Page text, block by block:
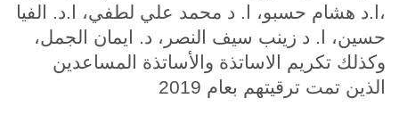
،ا.د هشام حسبو، ا. د محمد علي لطفي، ا.د. الفيا
حسين، ا. د زينب سيف النصر، د. ايمان الجمل،
وكذلك تكريم الاساتذة والأساتذة المساعدين
الذين تمت ترقيتهم بعام 2019